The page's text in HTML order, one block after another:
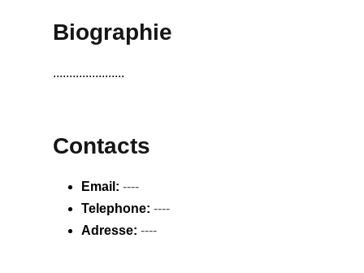
Biographie
......................
Contacts
Email: ----
Telephone: ----
Adresse: ----